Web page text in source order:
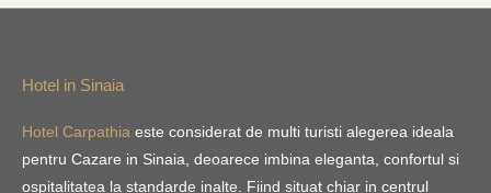
Hotel in Sinaia
Hotel Carpathia este considerat de multi turisti alegerea ideala
pentru Cazare in Sinaia, deoarece imbina eleganta, confortul si
ospitalitatea la standarde inalte. Fiind situat chiar in centrul